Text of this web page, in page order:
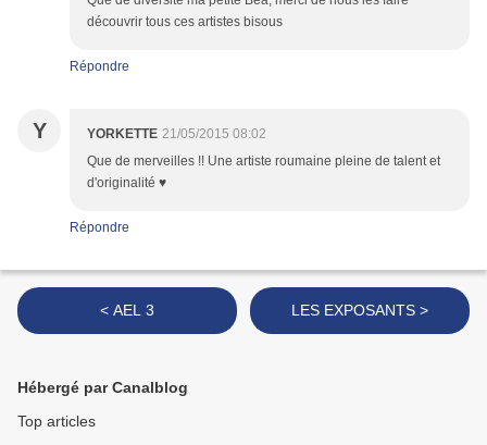
découvrir tous ces artistes bisous
Répondre
Y YORKETTE 21/05/2015 08:02
Que de merveilles !! Une artiste roumaine pleine de talent et
d'originalité ♥
Répondre
< AEL 3 LES EXPOSANTS >
Hébergé par Canalblog
Top articles